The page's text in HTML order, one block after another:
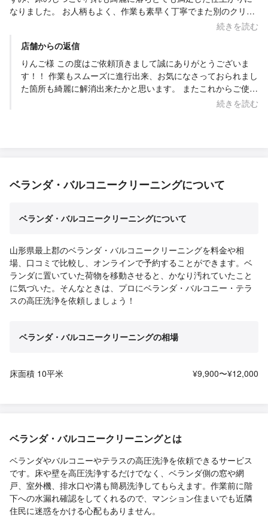
なりました。 お人柄もよく、作業も素早く丁寧でまた別のクリー
続きを読む
店舗からの返信
りんご様 この度はご依頼頂きまして誠にありがとうございま
す！！ 作業もスムーズに進行出来、お気になさっておられまし
た箇所も綺麗に解消出来たかと思います。 またこれからご使用
になられる際にも快適にお使い頂ければ幸いでございます。 は
続きを読む
ベランダ・バルコニークリーニングについて
ベランダ・バルコニークリーニングについて
山形県最上郡のベランダ・バルコニークリーニングを料金や相
場、口コミで比較し、オンラインで予約することができます。ベ
ランダに置いていた荷物を移動させると、かなり汚れていたこと
に気づいた。そんなときは、プロにベランダ・バルコニー・テラ
スの高圧洗浄を依頼しましょう！
ベランダ・バルコニークリーニングの相場
床面積 10平米 ¥9,900〜¥12,000
ベランダ・バルコニークリーニングとは
ベランダやバルコニーやテラスの高圧洗浄を依頼できるサービス
です。床や壁を高圧洗浄するだけでなく、ベランダ側の窓や網
戸、室外機、排水口や溝も簡易洗浄してもらえます。作業前に階
下への水漏れ確認をしてくれるので、マンション住まいでも近隣
住民に迷惑をかける心配もありません。